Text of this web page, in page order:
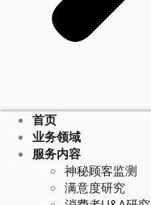
首页
业务领域
服务内容
神秘顾客监测
满意度研究